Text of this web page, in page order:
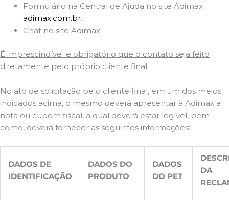
Formulário na Central de Ajuda no site Adimax
adimax.com.br.
Chat no site Adimax
É imprescindível e obrigatório que o contato seja feito
diretamente pelo próprio cliente final.
No ato de solicitação pelo cliente final, em um dos meios
indicados acima, o mesmo deverá apresentar à Adimax a
nota ou cupom fiscal, a qual deverá estar legível, bem
como, deverá fornecer as seguintes informações:
DADOS DE
IDENTIFICAÇÃO
DADOS DO
PRODUTO
DADOS
DO PET
DA